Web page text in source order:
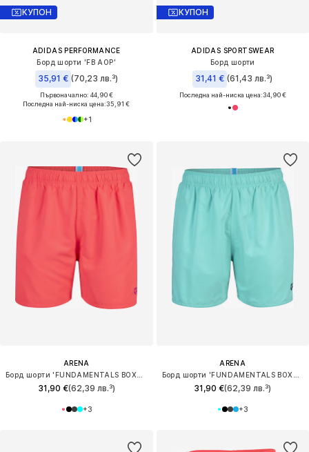
КУПОН
ADIDAS PERFORMANCE
Борд шорти 'FB AOP'
35,91 € (70,23 лв.³)
Първоначално: 44,90 €
Последна най-ниска цена:35,91 €
+1
КУПОН
ADIDAS SPORTSWEAR
Борд шорти
31,41 € (61,43 лв.³)
Последна най-ниска цена:34,90 €
ARENA
31,90 €(62,39 лв.³)
+3
ARENA
31,90 €(62,39 лв.³)
+3